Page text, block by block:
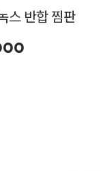
스 반합 찜판